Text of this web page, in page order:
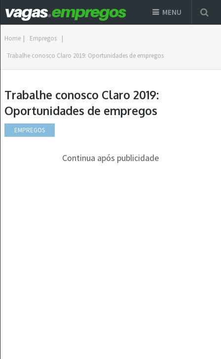
MENU
Home | Empregos |
Trabalhe conosco Claro 2019: Oportunidades de empregos
Trabalhe conosco Claro 2019:
Oportunidades de empregos
EMPREGOS
Continua após publicidade